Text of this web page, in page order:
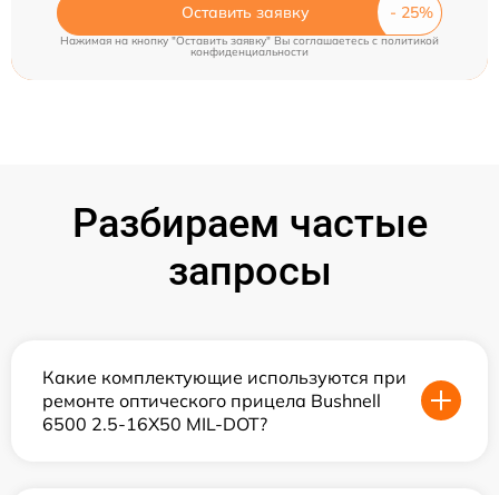
Оставить заявку
Нажимая на кнопку "Оставить заявку" Вы соглашаетесь cполитикой
конфиденциальности
Разбираем частые
запросы
Какие комплектующие используются при
ремонте оптического прицела Bushnell
6500 2.5-16X50 MIL-DOT?